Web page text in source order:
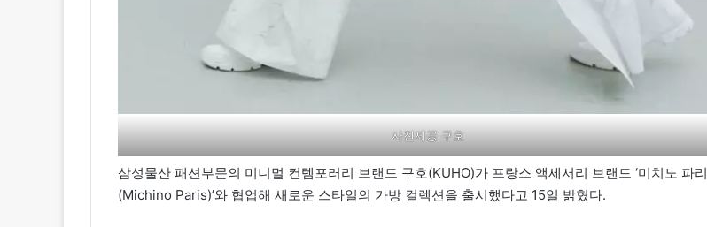
사진제공 구호
삼성물산 패션부문의 미니멀 컨템포러리 브랜드 구호(KUHO)가 프랑스 액세서리 브랜드 ‘미치노 파리
(Michino Paris)’와 협업해 새로운 스타일의 가방 컬렉션을 출시했다고 15일 밝혔다.